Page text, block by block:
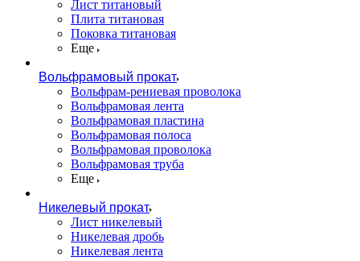
Лист титановый
Плита титановая
Поковка титановая
Еще
Вольфрамовый прокат
Вольфрам-рениевая проволока
Вольфрамовая лента
Вольфрамовая пластина
Вольфрамовая полоса
Вольфрамовая проволока
Вольфрамовая труба
Еще
Никелевый прокат
Лист никелевый
Никелевая дробь
Никелевая лента